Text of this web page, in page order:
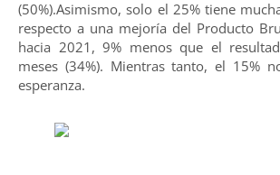
(50%).Asimismo, solo el 25% tiene
respecto a una mejoría del Producto
hacia 2021, 9% menos que el
meses (34%). Mientras tanto, el 15%
esperanza.